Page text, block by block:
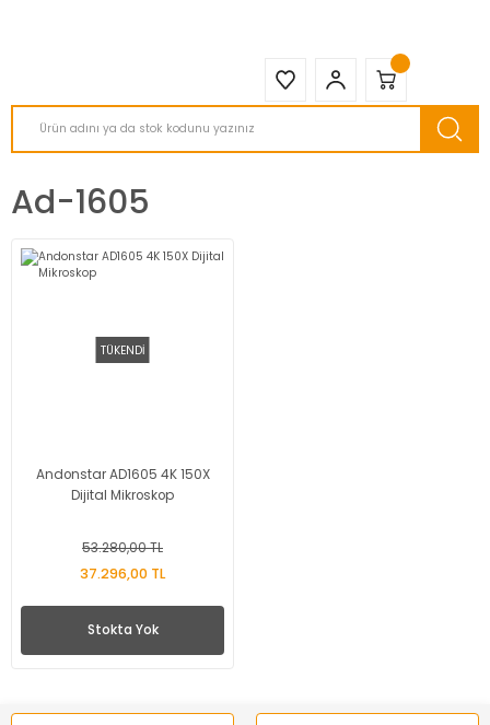
Ad-1605
TÜKENDİ
Andonstar AD1605 4K 150X
Dijital Mikroskop
53.280,00 TL
37.296,00 TL
Stokta Yok